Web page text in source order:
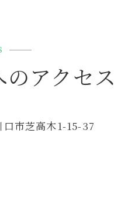
アクセス
市芝高木1-15-37